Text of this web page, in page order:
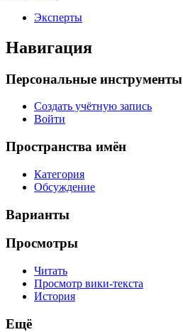
Эксперты
Навигация
Персональные инструменты
Создать учётную запись
Войти
Пространства имён
Категория
Обсуждение
Варианты
Просмотры
Читать
Просмотр вики-текста
История
Ещё